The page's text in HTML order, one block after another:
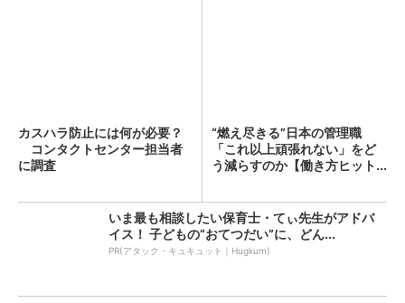
カスハラ防止には何が必要？
コンタクトセンター担当者
に調査
“燃え尽きる”日本の管理職
「これ以上頑張れない」をど
う減らすのか【働き方ヒット...
いま最も相談したい保育士・てぃ先生がアドバ
イス！ 子どもの“おてつだい”に、どん...
PR(アタック・キュキュット｜Hugkum)